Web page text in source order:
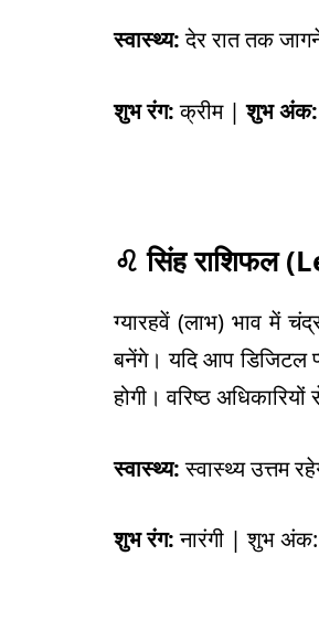
स्वास्थ्य:देर रात तक
शुभ रंग:क्रीम |शुभ अंक:
♌ सिंह राशिफल (
ग्यारहवें (लाभ) भाव में
बनेंगे। यदि आप डिजिटल
होगी। वरिष्ठ
स्वास्थ्य:स्वास्थ्य उत्तम
शुभ रंग:नारंगी | शुभ